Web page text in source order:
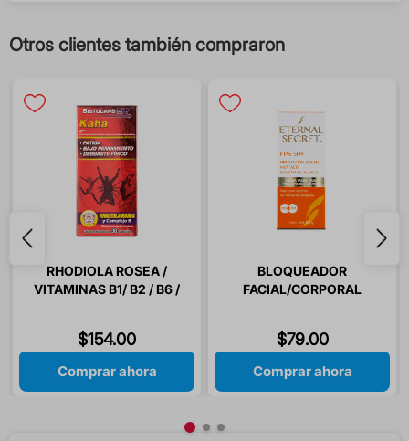
Otros clientes también compraron
RHODIOLA ROSEA /
VITAMINAS B1/ B2 / B6 /
$154.00
Comprar ahora
BLOQUEADOR
FACIAL/CORPORAL
$79.00
Comprar ahora